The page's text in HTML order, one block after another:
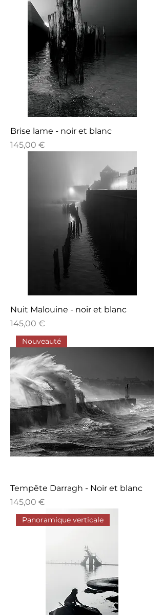
Brise lame - noir et blanc
Prix
145,00 €
Nuit Malouine - noir et blanc
Prix
145,00 €
Nouveauté
Tempête Darragh - Noir et blanc
Prix
145,00 €
Panoramique verticale